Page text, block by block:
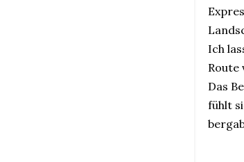
Ich
Route
Das
fühlt